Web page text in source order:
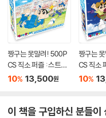
짱구는 못말려! 500P
CS 직소 퍼즐 : 스트라
이커
10% 13,500원
짱구는
CS 직소
행 허리
10%
이 책을 구입하신 분들이